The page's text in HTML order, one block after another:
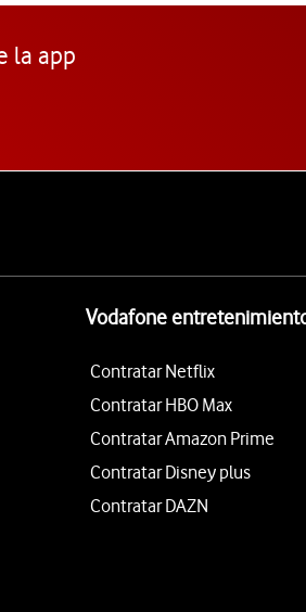
la app
Vodafone
Contratar Netflix
Contratar HBO Max
Contratar Amazon Prime
Contratar Disney plus
Contratar DAZN